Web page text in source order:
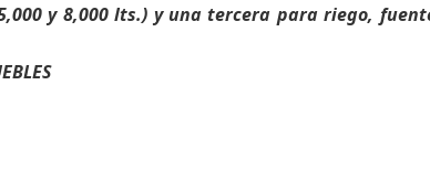
y 8,000 lts.) y una tercera para riego,